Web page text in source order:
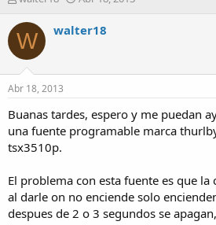
t
o
r
c
n
c
W walter18
Abr 18, 2013
Buanas tardes, espero y me puedan
una fuente programable marca
tsx3510p.
El problema con esta fuente es que la
al darle on no enciende solo
despues de 2 o 3 segundos se